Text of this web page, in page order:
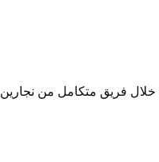
فريق متكامل من نجارين